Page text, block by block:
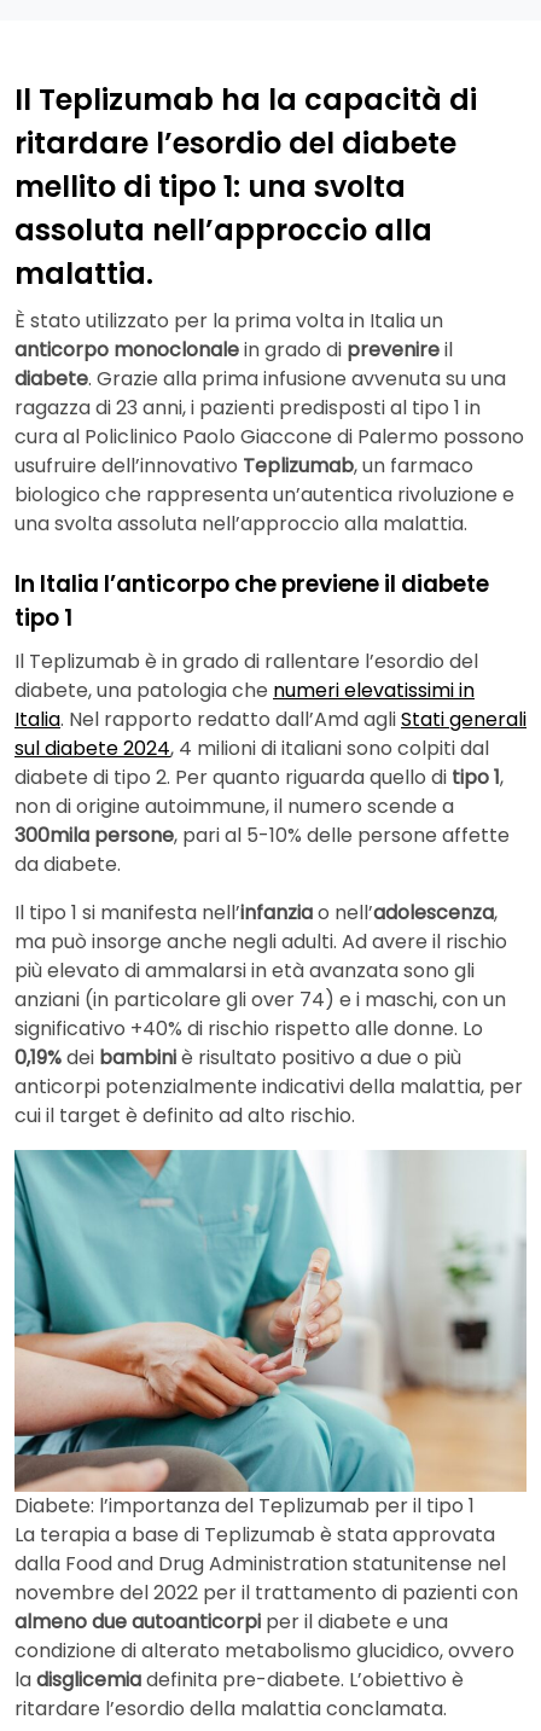
Il Teplizumab ha la capacità di
ritardare l’esordio del diabete
mellito di tipo 1: una svolta
assoluta nell’approccio alla
malattia.
È stato utilizzato per la prima volta in Italia un
anticorpo monoclonalein grado di prevenireil
diabete. Grazie alla prima infusione avvenuta su una
ragazza di 23 anni, i pazienti predisposti al tipo 1 in
cura al Policlinico Paolo Giaccone di Palermo possono
usufruire dell’innovativo Teplizumab, un farmaco
biologico che rappresenta un’autentica rivoluzione e
una svolta assoluta nell’approccio alla malattia.
In Italia l’anticorpo che previene il diabete
tipo 1
Il Teplizumab è in grado di rallentare l’esordio del
diabete, una patologia che numeri elevatissimi in
Italia. Nel rapporto redatto dall’Amd agliStati generali
sul diabete 2024, 4 milioni di italiani sono colpiti dal
diabete di tipo 2. Per quanto riguarda quello di tipo 1,
non di origine autoimmune, il numero scende a
300mila persone, pari al 5-10% delle persone affette
da diabete.
Il tipo 1 si manifesta nell’infanziao nell’adolescenza,
ma può insorge anche negli adulti. Ad avere il rischio
più elevato di ammalarsi in età avanzata sono gli
anziani (in particolare gli over 74) e i maschi, con un
significativo +40% di rischio rispetto alle donne. Lo
0,19%dei bambiniè risultato positivo a due o più
anticorpi potenzialmente indicativi della malattia, per
cui il target è definito ad alto rischio.
Diabete: l’importanza del Teplizumab per il tipo 1
La terapia a base di Teplizumab è stata approvata
dalla Food and Drug Administration statunitense nel
novembre del 2022 per il trattamento di pazienti con
almeno due autoanticorpi per il diabete e una
condizione di alterato metabolismo glucidico, ovvero
ladisglicemiadefinita pre-diabete. L’obiettivo è
ritardare l’esordio della malattia conclamata.